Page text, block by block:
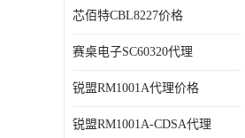
芯佰特CBL8227价格
赛桌电子SC60320代理
锐盟RM1001A代理价格
锐盟RM1001A-CDSA代理